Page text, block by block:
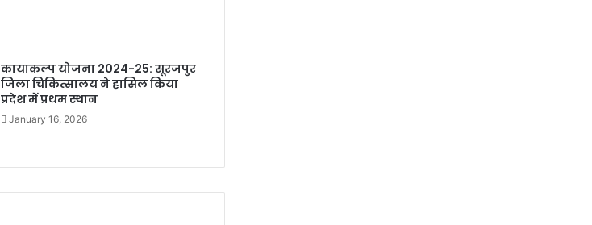
कायाकल्प योजना 2024-25: सूरजपुर
जिला चिकित्सालय ने हासिल किया
प्रदेश में प्रथम स्थान
January 16, 2026